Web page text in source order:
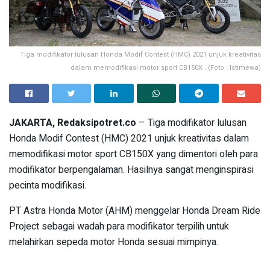
Tiga modifikator lulusan Honda Modif Contest (HMC) 2021 unjuk kreativitas
dalam memodifikasi motor sport CB150X . (Foto : Istimewa)
JAKARTA, Redaksipotret.co – Tiga modifikator lulusan
Honda Modif Contest (HMC) 2021 unjuk kreativitas dalam
memodifikasi motor sport CB150X yang dimentori oleh para
modifikator berpengalaman. Hasilnya sangat menginspirasi
pecinta modifikasi.
PT Astra Honda Motor (AHM) menggelar Honda Dream Ride
Project sebagai wadah para modifikator terpilih untuk
melahirkan sepeda motor Honda sesuai mimpinya.